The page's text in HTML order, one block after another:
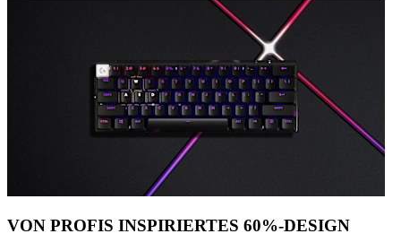
VON PROFIS INSPIRIERTES 60%-DESIGN